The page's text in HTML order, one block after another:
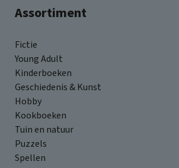
Assortiment
Fictie
Young Adult
Kinderboeken
Geschiedenis & Kunst
Hobby
Kookboeken
Tuin en natuur
Puzzels
Spellen